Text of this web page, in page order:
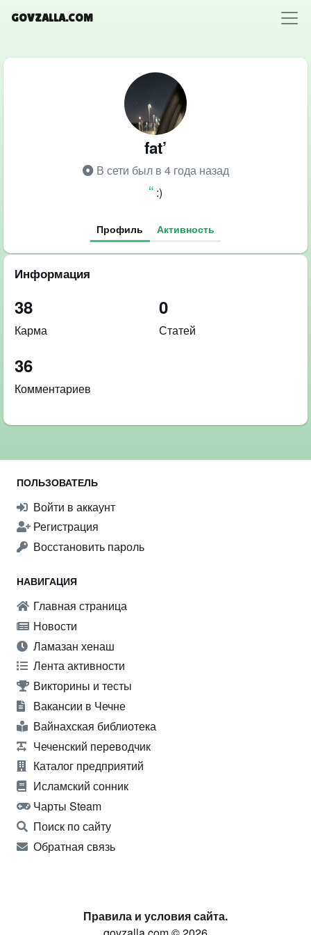
GOVZALLA.COM
fat’
В сети был в 4 года назад
:)
Профиль Активность
Информация
38
Карма
0
Статей
36
Комментариев
ПОЛЬЗОВАТЕЛЬ
Войти в аккаунт
Регистрация
Восстановить пароль
НАВИГАЦИЯ
Главная страница
Новости
Ламазан хенаш
Лента активности
Викторины и тесты
Вакансии в Чечне
Вайнахская библиотека
Чеченский переводчик
Каталог предприятий
Исламский сонник
Чарты Steam
Поиск по сайту
Обратная связь
Правила и условия сайта.